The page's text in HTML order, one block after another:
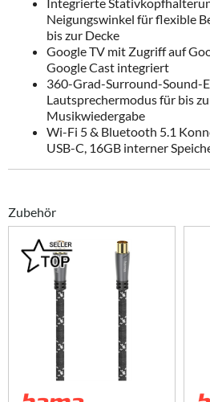
Integrierte
Neigungswinkel für flexible
bis zur Decke
Google TV mit Zugriff auf
Google Cast integriert
360-Grad-Surround-Sound-
Lautsprechermodus für bis
Musikwiedergabe
Wi-Fi 5 & Bluetooth 5.1
USB-C, 16GB interner
Zubehör